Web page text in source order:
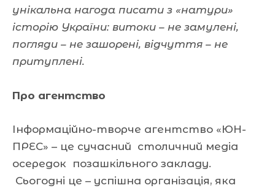
унікальна нагода писати з «натури»
історію України: витоки – не замулені,
погляди – не зашорені, відчуття – не
притуплені.
Про агентство
Інформаційно-творче агентство «ЮН-
ПРЕС» – це сучасний столичний медіа
осередок позашкільного закладу.
Сьогодні це – успішна організація, яка